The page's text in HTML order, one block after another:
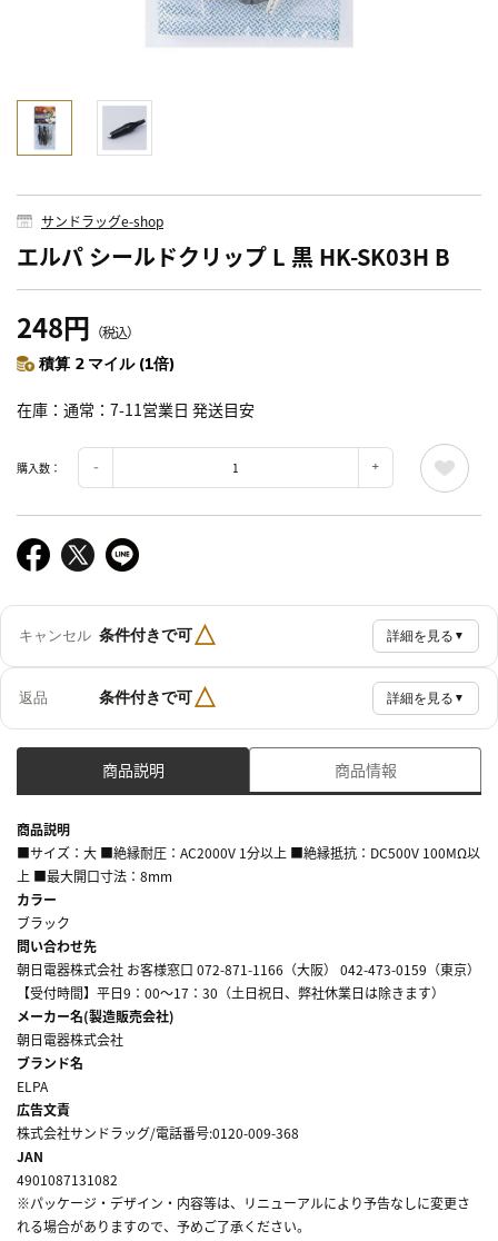
サンドラッグe-shop
エルパ シールドクリップ L 黒 HK-SK03H B
248円 （税込）
積算 2 マイル (1倍)
在庫 通常：7-11営業日 発送目安
購入数：
キャンセル 条件付きで可△ 詳細を見る ▼
返品 条件付きで可△ 詳細を見る ▼
商品説明 商品情報
商品説明
■サイズ：大 ■絶縁耐圧：AC2000V 1分以上 ■絶縁抵抗：DC500V 100MΩ以
上 ■最大開口寸法：8mm
カラー
ブラック
問い合わせ先
朝日電器株式会社 お客様窓口 072-871-1166（大阪） 042-473-0159（東京）
【受付時間】平日9：00～17：30（土日祝日、弊社休業日は除きます）
メーカー名(製造販売会社)
朝日電器株式会社
ブランド名
ELPA
広告文責
株式会社サンドラッグ/電話番号:0120-009-368
JAN
4901087131082
※パッケージ・デザイン・内容等は、リニューアルにより予告なしに変更さ
れる場合がありますので、予めご了承ください。